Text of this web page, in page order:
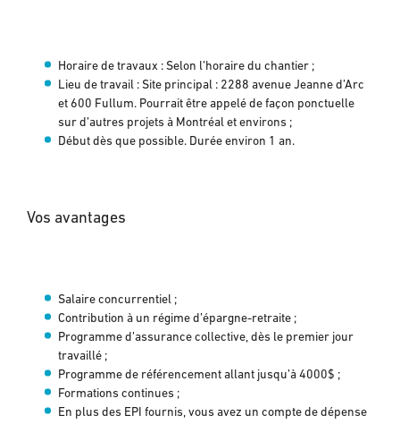
Horaire de travaux : Selon l’horaire du chantier ;
Lieu de travail : Site principal : 2288 avenue Jeanne d’Arc
et 600 Fullum. Pourrait être appelé de façon ponctuelle
sur d’autres projets à Montréal et environs ;
Début dès que possible. Durée environ 1 an.
Vos avantages
Salaire concurrentiel ;
Contribution à un régime d’épargne-retraite ;
Programme d’assurance collective, dès le premier jour
travaillé ;
Programme de référencement allant jusqu’à 4000$ ;
Formations continues ;
En plus des EPI fournis, vous avez un compte de dépense